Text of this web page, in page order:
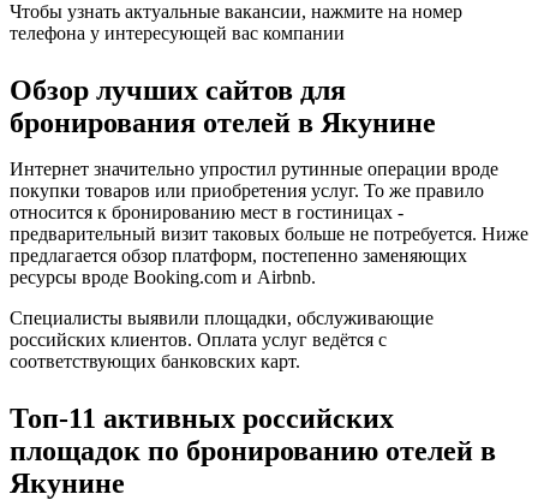
Чтобы узнать актуальные вакансии, нажмите на номер
телефона у интересующей вас компании
Обзор лучших сайтов для
бронирования отелей в Якунине
Интернет значительно упростил рутинные операции вроде
покупки товаров или приобретения услуг. То же правило
относится к бронированию мест в гостиницах -
предварительный визит таковых больше не потребуется. Ниже
предлагается обзор платформ, постепенно заменяющих
ресурсы вроде Booking.com и Airbnb.
Специалисты выявили площадки, обслуживающие
российских клиентов. Оплата услуг ведётся с
соответствующих банковских карт.
Топ-11 активных российских
площадок по бронированию отелей в
Якунине